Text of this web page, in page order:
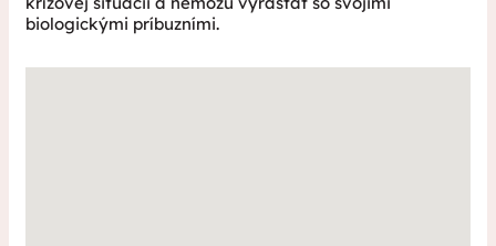
biologickými príbuzními.